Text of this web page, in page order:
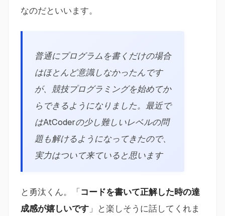
なのだといいます。
普通にプログラムを書くだけの場合
はほとんど意識しなかったんです
が、競技プログラミングを始めてか
らできるようになりました。最近で
はAtCoderの少し難しいレベルの問
題も解けるようになってきたので、
実力はついて来ていると思います
と勇汰くん。「コードを書いて正解した時の達
成感が嬉しいです 」と楽しそうに話してくれま